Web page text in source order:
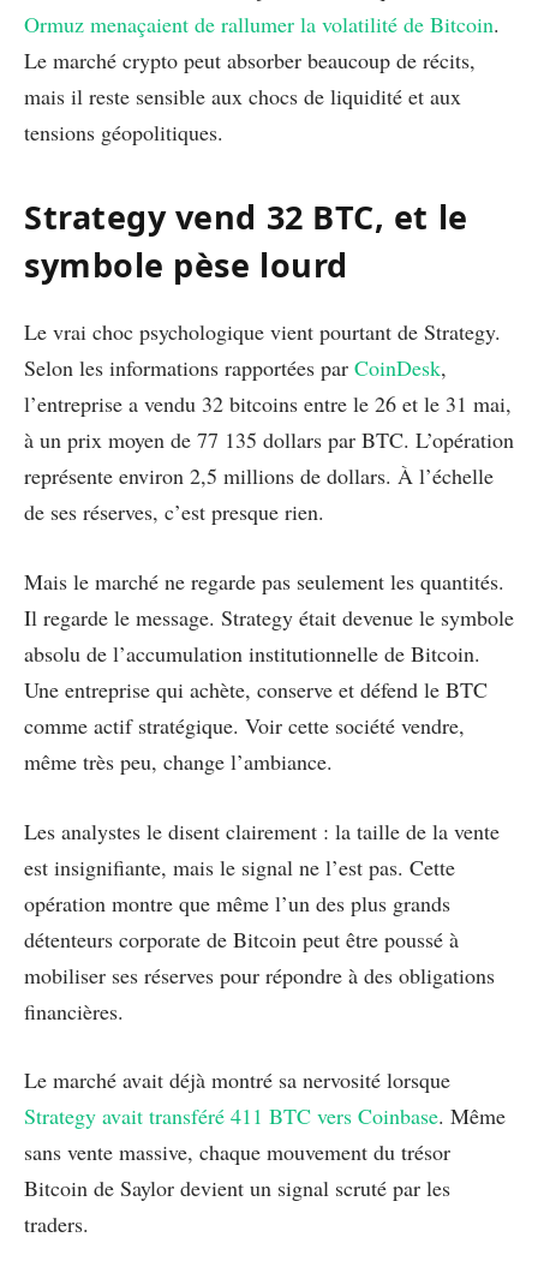
Ormuz menaçaient de rallumer la volatilité de Bitcoin.
Le marché crypto peut absorber beaucoup de récits,
mais il reste sensible aux chocs de liquidité et aux
tensions géopolitiques.
Strategy vend 32 BTC, et le
symbole pèse lourd
Le vrai choc psychologique vient pourtant de Strategy.
Selon les informations rapportées par CoinDesk,
l’entreprise a vendu 32 bitcoins entre le 26 et le 31 mai,
à un prix moyen de 77 135 dollars par BTC. L’opération
représente environ 2,5 millions de dollars. À l’échelle
de ses réserves, c’est presque rien.
Mais le marché ne regarde pas seulement les quantités.
Il regarde le message. Strategy était devenue le symbole
absolu de l’accumulation institutionnelle de Bitcoin.
Une entreprise qui achète, conserve et défend le BTC
comme actif stratégique. Voir cette société vendre,
même très peu, change l’ambiance.
Les analystes le disent clairement : la taille de la vente
est insignifiante, mais le signal ne l’est pas. Cette
opération montre que même l’un des plus grands
détenteurs corporate de Bitcoin peut être poussé à
mobiliser ses réserves pour répondre à des obligations
financières.
Le marché avait déjà montré sa nervosité lorsque
Strategy avait transféré 411 BTC vers Coinbase. Même
sans vente massive, chaque mouvement du trésor
Bitcoin de Saylor devient un signal scruté par les
traders.